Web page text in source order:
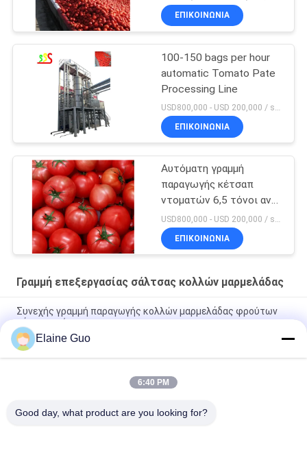
ΕΠΙΚΟΙΝΩΝΊΑ
100-150 bags per hour
automatic Tomato Pate
Processing Line
USD800,000 - USD 200,000 / set MOQ:1 σύνολα
ΕΠΙΚΟΙΝΩΝΊΑ
Αυτόματη γραμμή
παραγωγής κέτσαπ
ντοματών 6,5 τόνοι ανά
ώρα
USD800,000 - USD 200,000 / set MOQ:1 σύνολα
ΕΠΙΚΟΙΝΩΝΊΑ
Γραμμή επεξεργασίας σάλτσας κολλών μαρμελάδας
Συνεχής γραμμή παραγωγής κολλών μαρμελάδας φρούτων
μάγκο αυτόματη
Προσαρμοσμένη μονάδα κατασκευής σάλτσας κολλών
μαρμελάδας με την πλήρωση συστημάτων ελέγχου PLC
PLC Jam Processing System Αυτοματοποιημένη γραμμή
Elaine Guo
6:40 PM
Good day, what product are you looking for?